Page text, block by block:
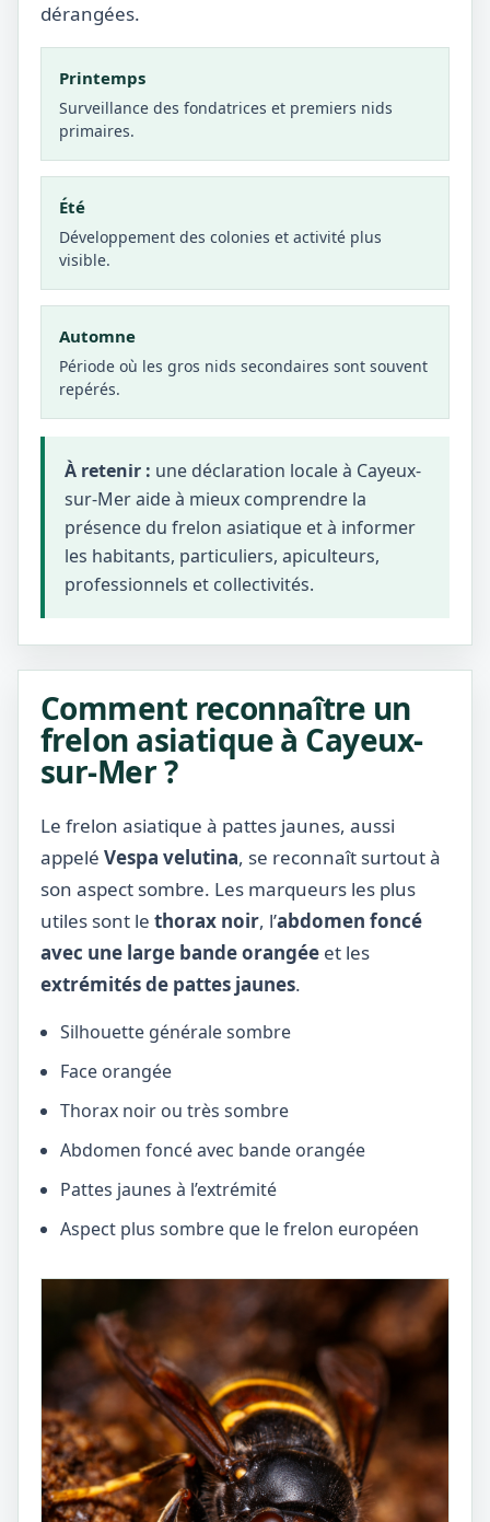
dérangées.
Printemps
Surveillance des fondatrices et premiers nids
primaires.
Été
Développement des colonies et activité plus
visible.
Automne
Période où les gros nids secondaires sont souvent
repérés.
À retenir : une déclaration locale à Cayeux-
sur-Mer aide à mieux comprendre la
présence du frelon asiatique et à informer
les habitants, particuliers, apiculteurs,
professionnels et collectivités.
Comment reconnaître un
frelon asiatique à Cayeux-
sur-Mer ?
Le frelon asiatique à pattes jaunes, aussi
appelé Vespa velutina, se reconnaît surtout à
son aspect sombre. Les marqueurs les plus
utiles sont le thorax noir, l’abdomen foncé
avec une large bande orangée et les
extrémités de pattes jaunes.
Silhouette générale sombre
Face orangée
Thorax noir ou très sombre
Abdomen foncé avec bande orangée
Pattes jaunes à l’extrémité
Aspect plus sombre que le frelon européen